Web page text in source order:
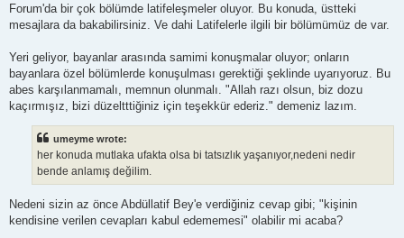
Forum'da bir çok bölümde latifeleşmeler oluyor. Bu konuda, üstteki
mesajlara da bakabilirsiniz. Ve dahi Latifelerle ilgili bir bölümümüz de var.
Yeri geliyor, bayanlar arasında samimi konuşmalar oluyor; onların
bayanlara özel bölümlerde konuşulması gerektiği şeklinde uyarıyoruz. Bu
abes karşılanmamalı, memnun olunmalı. "Allah razı olsun, biz dozu
kaçırmışız, bizi düzeltttiğiniz için teşekkür ederiz." demeniz lazım.
umeyme wrote:
her konuda mutlaka ufakta olsa bi tatsızlık yaşanıyor,nedeni nedir
bende anlamış değilim.
Nedeni sizin az önce Abdüllatif Bey'e verdiğiniz cevap gibi; "kişinin
kendisine verilen cevapları kabul edememesi" olabilir mi acaba?